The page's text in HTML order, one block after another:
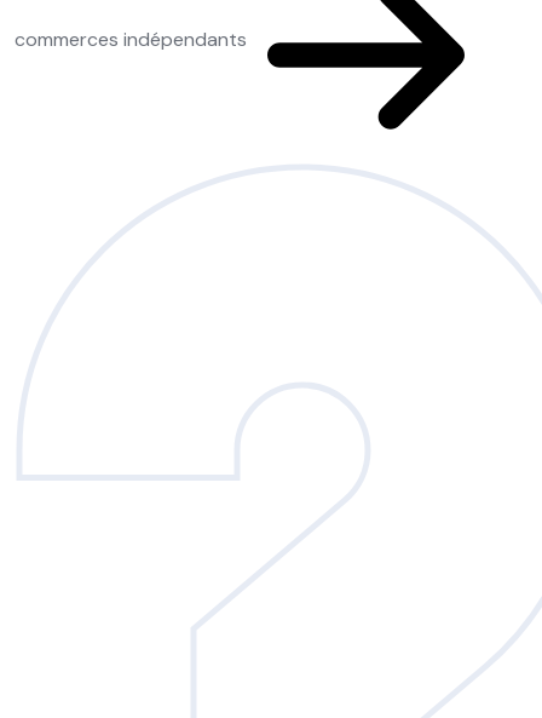
commerces indépendants